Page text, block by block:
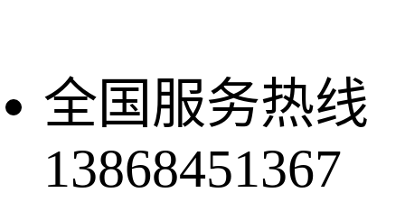
全国服务热线
13868451367